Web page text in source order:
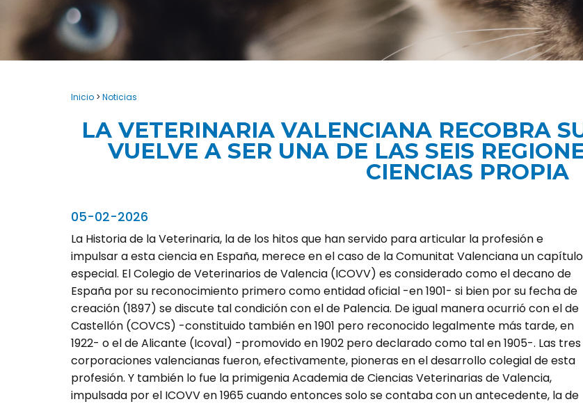
Inicio > Noticias
LA VETERINARIA VALENCIANA RECOBRA
VUELVE A SER UNA DE LAS SEIS
CIENCIAS PROPIA
05-02-2026
La Historia de la Veterinaria, la de los hitos que han servido para articular la profesión e
impulsar a esta ciencia en España, merece en el caso de la Comunitat Valenciana un capítulo
especial. El Colegio de Veterinarios de Valencia (ICOVV) es considerado como el decano de
España por su re­­co­no­cimiento primero como entidad oficial -en 1901- si bien por su fecha de
creación (1897) se discute tal condición con el de Palencia. De igual manera ocurrió con el de
Castellón (COVCS) -cons­­­tituido también en 1901 pero reconocido le­gal­mente más tarde, en
1922- o el de Alicante (Icoval) -promovido en 1902 pero de­clarado como tal en 1905-. Las tres
cor­poraciones valencianas fueron, efectivamente, pioneras en el desarrollo co­le­gial de es­ta
pro­­fesión. Y también lo fue la primigenia Academia de Ciencias Veterinarias de Valencia,
impulsada por el ICOVV en 1965 cuando entonces solo se contaba con un antecedente, la de